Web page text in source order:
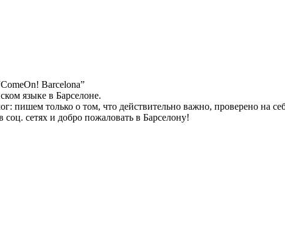
Barcelona”
языке в Барселоне.
пишем только о том, что действительно важно, проверено на
сетях и добро пожаловать в Барселону!